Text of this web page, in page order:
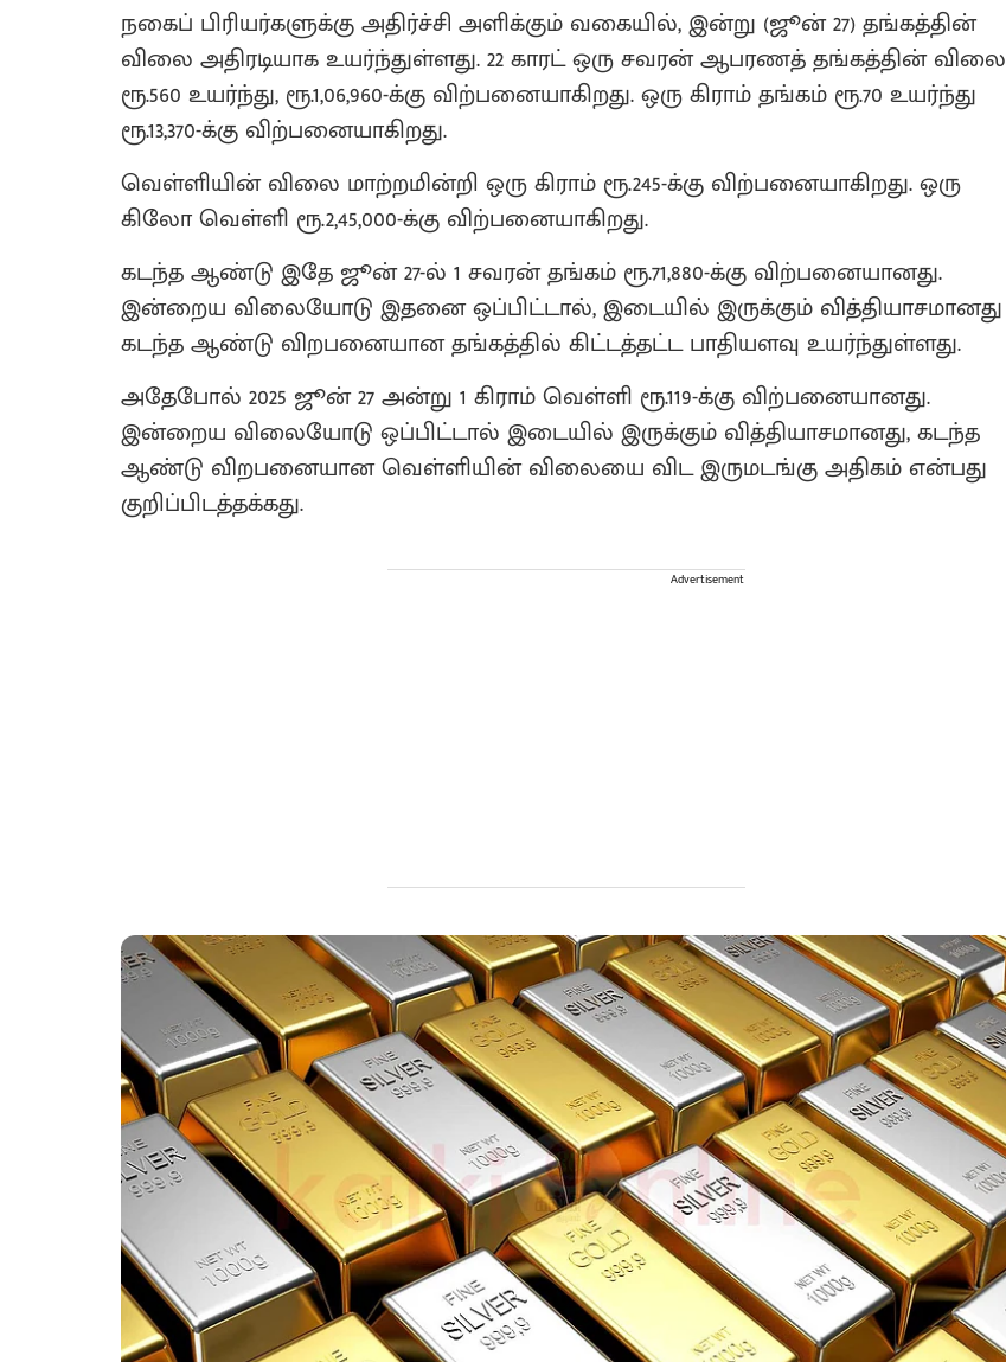
நகைப் பிரியர்களுக்கு அதிர்ச்சி அளிக்கும் வகையில், இன்று (ஜூன் 27) தங்கத்தின்
விலை அதிரடியாக உயர்ந்துள்ளது. 22 காரட் ஒரு சவரன் ஆபரணத் தங்கத்தின் விலை
ரூ.560 உயர்ந்து, ரூ.1,06,960-க்கு விற்பனையாகிறது. ஒரு கிராம் தங்கம் ரூ.70 உயர்ந்து
ரூ.13,370-க்கு விற்பனையாகிறது.
வெள்ளியின் விலை மாற்றமின்றி ஒரு கிராம் ரூ.245-க்கு விற்பனையாகிறது. ஒரு
கிலோ வெள்ளி ரூ.2,45,000-க்கு விற்பனையாகிறது.
கடந்த ஆண்டு இதே ஜூன் 27-ல் 1 சவரன் தங்கம் ரூ.71,880-க்கு விற்பனையானது.
இன்றைய விலையோடு இதனை ஒப்பிட்டால், இடையில் இருக்கும் வித்தியாசமானது
கடந்த ஆண்டு விறபனையான தங்கத்தில் கிட்டத்தட்ட பாதியளவு உயர்ந்துள்ளது.
அதேபோல் 2025 ஜூன் 27 அன்று 1 கிராம் வெள்ளி ரூ.119-க்கு விற்பனையானது.
இன்றைய விலையோடு ஒப்பிட்டால் இடையில் இருக்கும் வித்தியாசமானது, கடந்த
ஆண்டு விறபனையான வெள்ளியின் விலையை விட இருமடங்கு அதிகம் என்பது
குறிப்பிடத்தக்கது.
Advertisement